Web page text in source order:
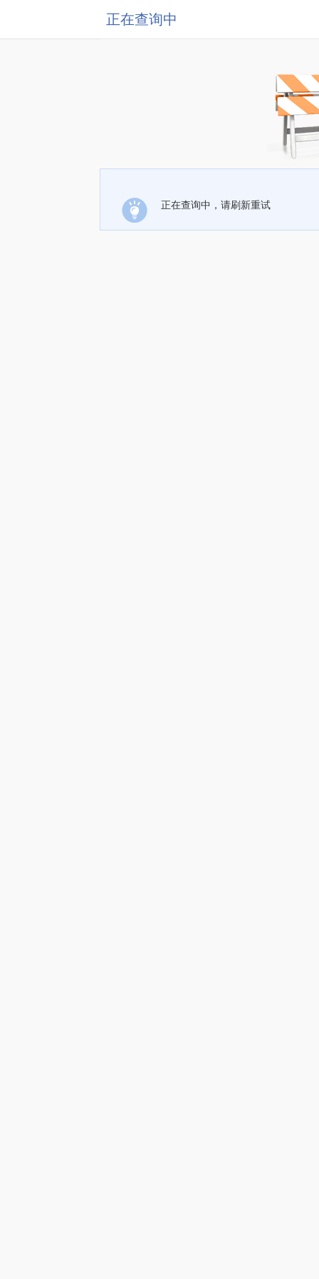
正在查询中
正在查询中，请刷新重试